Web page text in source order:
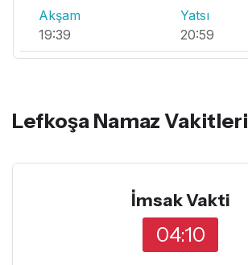
Akşam
19:39
Yatsı
20:59
Lefkoşa Namaz Vakitleri
İmsak Vakti
04:10